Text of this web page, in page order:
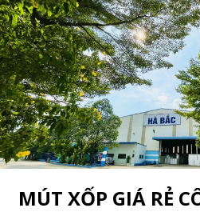
MÚT XỐP GIÁ RẺ